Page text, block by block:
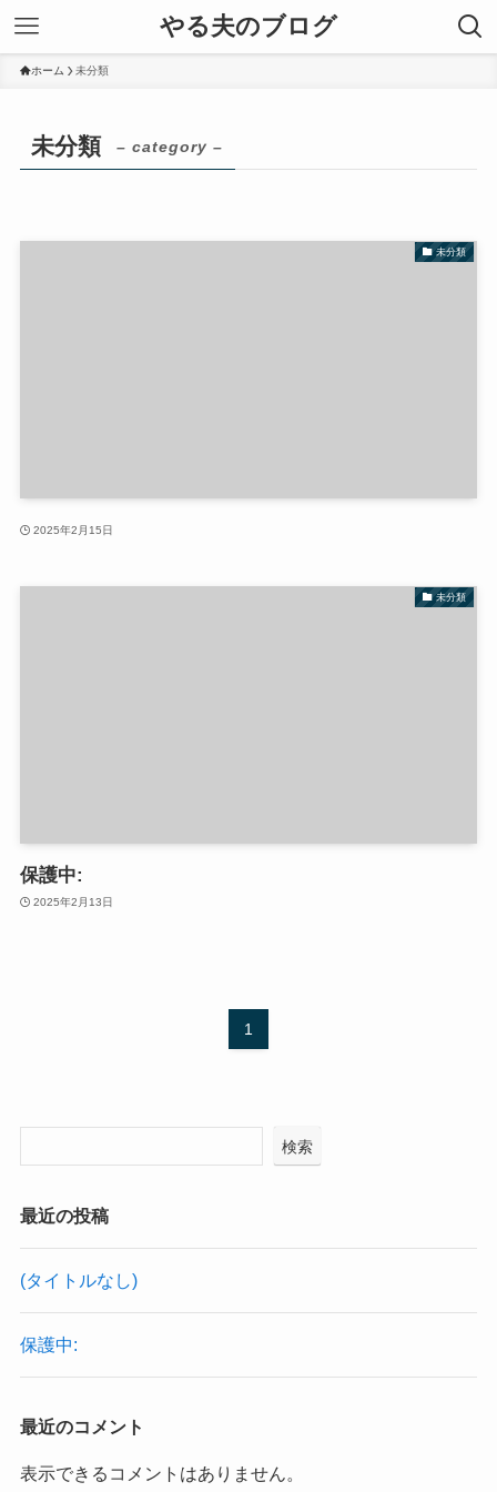
やる夫のブログ
ホーム 未分類
未分類 – category –
未分類
2025年2月15日
未分類
保護中:
2025年2月13日
1
検索
最近の投稿
(タイトルなし)
保護中:
最近のコメント
表示できるコメントはありません。